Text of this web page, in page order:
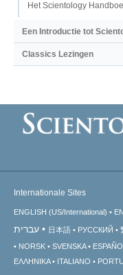
Het Scientology
Een Introductie tot
Classics Lezingen
Internationale Sites
ENGLISH (US/International)
עברית 日本語 РУССКИЙ
NORSK
SVENSKA
ΕΛΛΗΝΙΚA
ITALIANO